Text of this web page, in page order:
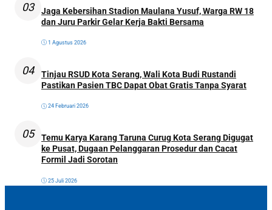
03
Jaga Kebersihan Stadion Maulana Yusuf, Warga RW 18
dan Juru Parkir Gelar Kerja Bakti Bersama
1 Agustus 2026
04
Tinjau RSUD Kota Serang, Wali Kota Budi Rustandi
Pastikan Pasien TBC Dapat Obat Gratis Tanpa Syarat
24 Februari 2026
05
Temu Karya Karang Taruna Curug Kota Serang Digugat
ke Pusat, Dugaan Pelanggaran Prosedur dan Cacat
Formil Jadi Sorotan
25 Juli 2026